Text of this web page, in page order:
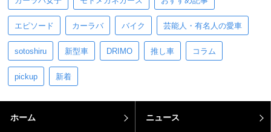
エピソード カーラバ バイク 芸能人・有名人の愛車
sotoshiru 新型車 DRIMO 推し車 コラム
pickup 新着
ホーム ニュース